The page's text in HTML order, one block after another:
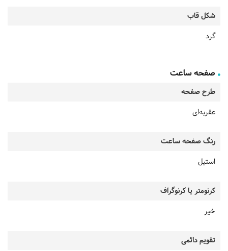
شکل قاب
گرد
صفحه ساعت
طرح صفحه
عقربه‌ای
رنگ صفحه ساعت
استیل
کرنومتر یا کرنوگراف
خیر
تقویم دائمی